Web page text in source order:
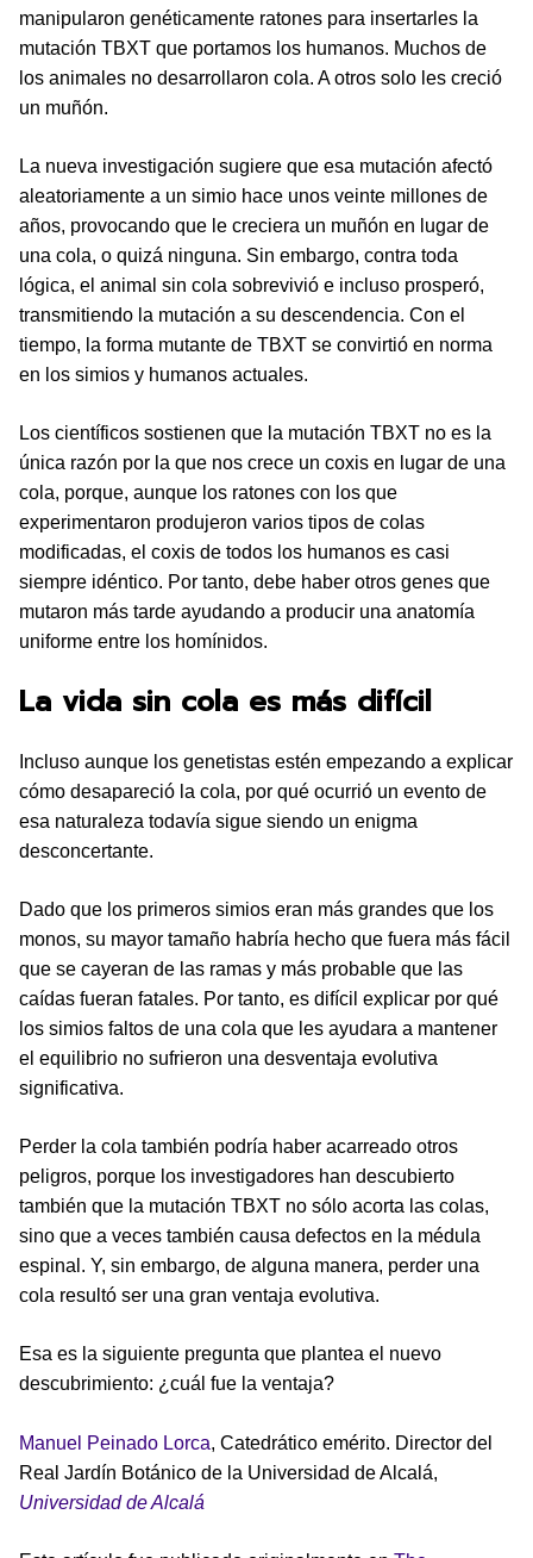
manipularon genéticamente ratones para insertarles la
mutación TBXT que portamos los humanos. Muchos de
los animales no desarrollaron cola. A otros solo les creció
un muñón.
La nueva investigación sugiere que esa mutación afectó
aleatoriamente a un simio hace unos veinte millones de
años, provocando que le creciera un muñón en lugar de
una cola, o quizá ninguna. Sin embargo, contra toda
lógica, el animal sin cola sobrevivió e incluso prosperó,
transmitiendo la mutación a su descendencia. Con el
tiempo, la forma mutante de TBXT se convirtió en norma
en los simios y humanos actuales.
Los científicos sostienen que la mutación TBXT no es la
única razón por la que nos crece un coxis en lugar de una
cola, porque, aunque los ratones con los que
experimentaron produjeron varios tipos de colas
modificadas, el coxis de todos los humanos es casi
siempre idéntico. Por tanto, debe haber otros genes que
mutaron más tarde ayudando a producir una anatomía
uniforme entre los homínidos.
La vida sin cola es más difícil
Incluso aunque los genetistas estén empezando a explicar
cómo desapareció la cola, por qué ocurrió un evento de
esa naturaleza todavía sigue siendo un enigma
desconcertante.
Dado que los primeros simios eran más grandes que los
monos, su mayor tamaño habría hecho que fuera más fácil
que se cayeran de las ramas y más probable que las
caídas fueran fatales. Por tanto, es difícil explicar por qué
los simios faltos de una cola que les ayudara a mantener
el equilibrio no sufrieron una desventaja evolutiva
significativa.
Perder la cola también podría haber acarreado otros
peligros, porque los investigadores han descubierto
también que la mutación TBXT no sólo acorta las colas,
sino que a veces también causa defectos en la médula
espinal. Y, sin embargo, de alguna manera, perder una
cola resultó ser una gran ventaja evolutiva.
Esa es la siguiente pregunta que plantea el nuevo
descubrimiento: ¿cuál fue la ventaja?
Manuel Peinado Lorca, Catedrático emérito. Director del
Real Jardín Botánico de la Universidad de Alcalá,
Universidad de Alcalá